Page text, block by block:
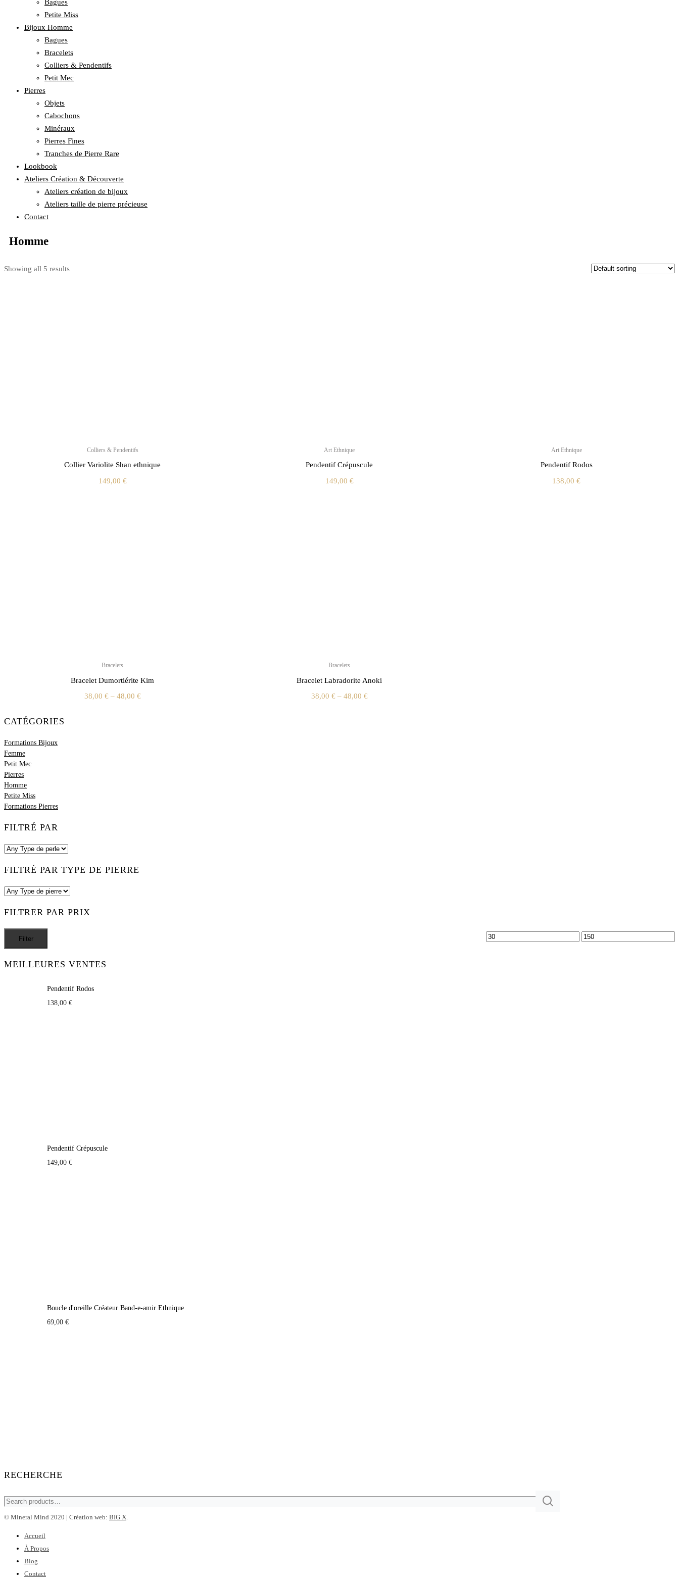
Bagues
Petite Miss
Bijoux Homme
Bagues
Bracelets
Colliers & Pendentifs
Petit Mec
Pierres
Objets
Cabochons
Minéraux
Pierres Fines
Tranches de Pierre Rare
Lookbook
Ateliers Création & Découverte
Ateliers création de bijoux
Ateliers taille de pierre précieuse
Contact
Homme
Showing all 5 results
Colliers & Pendentifs
Collier Variolite Shan ethnique
149,00 €
Art Ethnique
Pendentif Crépuscule
149,00 €
Art Ethnique
Pendentif Rodos
138,00€
Bracelets
Bracelet Dumortiérite Kim
38,00 €– 48,00 €
Bracelets
Bracelet Labradorite Anoki
38,00 €– 48,00 €
CATÉGORIES
Formations Bijoux
Femme
Bracelets
Bijoux créateur ethnique
Colliers & Pendentifs
Bagues
Boucles d'oreille
Petit Mec
Bracelets
Pierres
Objets
Minéraux
Homme
Bracelets
Colliers & Pendentifs
Petite Miss
Bracelets
Formations Pierres
FILTRÉ PAR
FILTRÉ PAR TYPE DE PIERRE
FILTRER PAR PRIX
Filter
MEILLEURES VENTES
Pendentif Rodos
138,00 €
Pendentif Crépuscule
149,00 €
Boucle d'oreille Créateur Band-e-amir Ethnique
69,00 €
RECHERCHE
© Mineral Mind 2020 | Création web: BIG X
Accueil
À Propos
Blog
Contact